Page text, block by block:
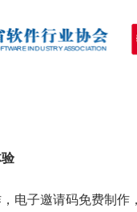
电子邀请码免费制